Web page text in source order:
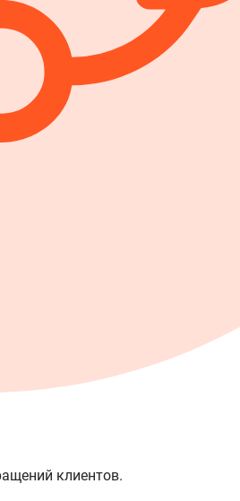
клиентов.